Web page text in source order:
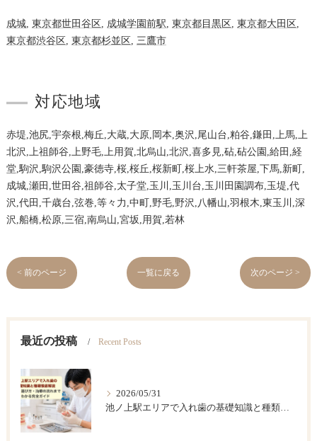
成城, 東京都世田谷区, 成城学園前駅 東京都目黒区, 東京都大田区,
東京都渋谷区, 東京都杉並区, 三鷹市
対応地域
赤堤,池尻,宇奈根,梅丘,大蔵,大原,岡本,奥沢,尾山台,粕谷,鎌田,上馬,上
北沢,上祖師谷,上野毛,上用賀,北烏山,北沢,喜多見,砧,砧公園,給田,経
堂,駒沢,駒沢公園,豪徳寺,桜,桜丘,桜新町,桜上水,三軒茶屋,下馬,新町,
成城,瀬田,世田谷,祖師谷,太子堂,玉川,玉川台,玉川田園調布,玉堤,代
沢,代田,千歳台,弦巻,等々力,中町,野毛,野沢,八幡山,羽根木,東玉川,深
沢,船橋,松原,三宿,南烏山,宮坂,用賀,若林
< 前のページ 一覧に戻る 次のページ >
最近の投稿 Recent Posts
2026/05/31
池ノ上駅エリアで入れ歯の基礎知識と種類徹底解説｜費用・選び方・治療の流れまでわかる完全ガイド